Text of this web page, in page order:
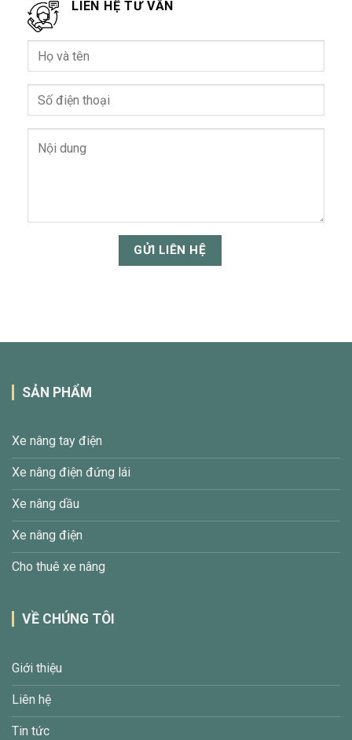
LIÊN HỆ TƯ VẤN
SẢN PHẨM
Xe nâng tay điện
Xe nâng điện đứng lái
Xe nâng dầu
Xe nâng điện
Cho thuê xe nâng
VỀ CHÚNG TÔI
Giới thiệu
Liên hệ
Tin tức